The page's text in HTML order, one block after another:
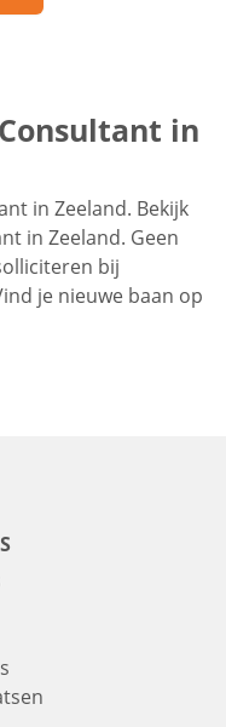
in
in Zeeland. Bekijk
in Zeeland. Geen
bij
je nieuwe baan op